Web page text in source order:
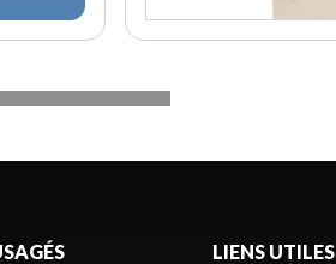
LIENS UTILES